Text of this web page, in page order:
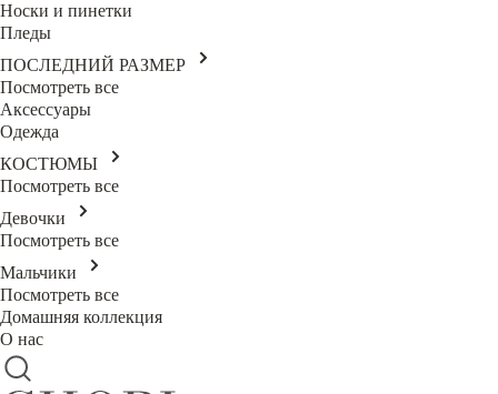
Носки и пинетки
Пледы
ПОСЛЕДНИЙ РАЗМЕР
Посмотреть все
Аксессуары
Одежда
КОСТЮМЫ
Посмотреть все
Девочки
Посмотреть все
Мальчики
Посмотреть все
Домашняя коллекция
О нас